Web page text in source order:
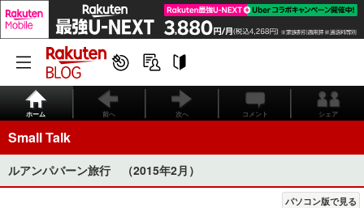
ホーム 前へ 次へ コメント シェア
Small Talk
ルアンパバーン旅行 （2015年2月）
パソコン版で見る